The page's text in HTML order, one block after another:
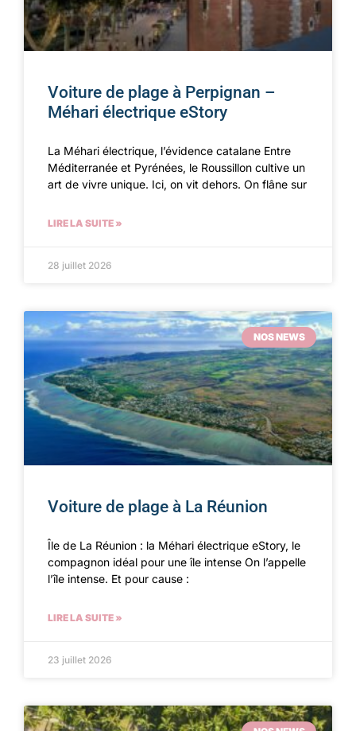
Voiture de plage à Perpignan –
Méhari électrique eStory
La Méhari électrique, l’évidence catalane Entre
Méditerranée et Pyrénées, le Roussillon cultive un
art de vivre unique. Ici, on vit dehors. On flâne sur
LIRE LA SUITE »
28 juillet 2026
NOS NEWS
Voiture de plage à La Réunion
Île de La Réunion : la Méhari électrique eStory, le
compagnon idéal pour une île intense On l’appelle
l’île intense. Et pour cause :
LIRE LA SUITE »
23 juillet 2026